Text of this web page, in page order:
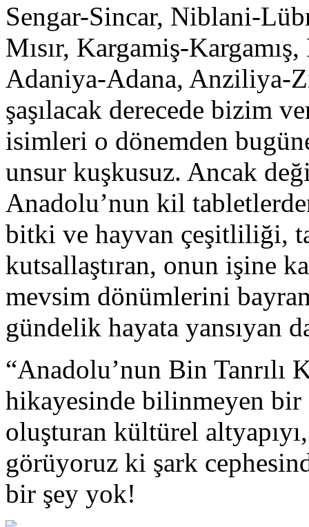
Sengar-Sincar, Niblani-
Mısır, Kargamiş-
Adaniya-Adana, Anziliya-
şaşılacak derecede bizim
isimleri o dönemden
unsur kuşkusuz. Ancak
Anadolu’nun kil
bitki ve hayvan çeşitliliği,
kutsallaştıran, onun işine
mevsim dönümlerini
gündelik hayata yansıyan
“Anadolu’nun Bin Tanrılı
hikayesinde bilinmeyen
oluşturan kültürel
görüyoruz ki şark
bir şey yok!